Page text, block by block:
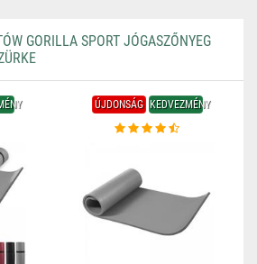
GORILLA SPORT JÓGASZŐNYEG
ÚJDONSÁG KEDVEZMÉNY